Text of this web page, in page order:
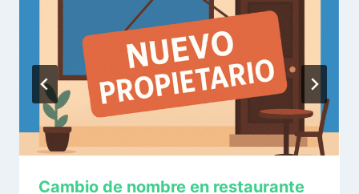
Cambio de nombre en restaurante